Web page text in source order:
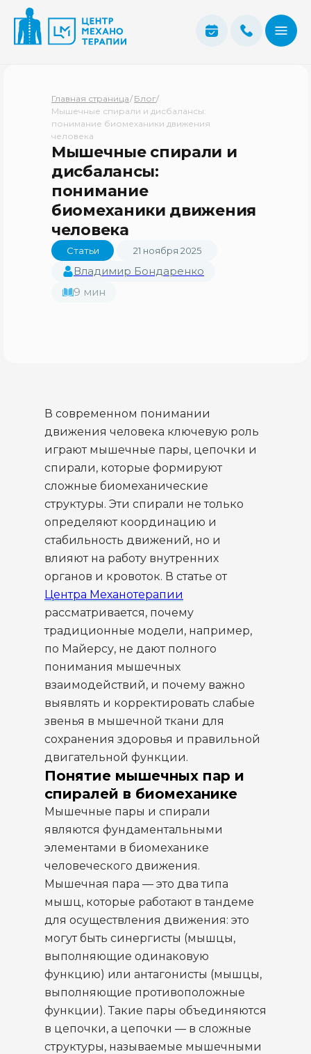
Главная страница/ Блог/
Мышечные спирали и дисбалансы:
понимание биомеханики движения
человека
Мышечные спирали и
дисбалансы:
понимание
биомеханики движения
человека
21 ноября 2025
Статьи
Владимир Бондаренко
9 мин
В современном понимании
движения человека ключевую роль
играют мышечные пары, цепочки и
спирали, которые формируют
сложные биомеханические
структуры. Эти спирали не только
определяют координацию и
стабильность движений, но и
влияют на работу внутренних
органов и кровоток. В статье от
Центра Механотерапии
рассматривается, почему
традиционные модели, например,
по Майерсу, не дают полного
понимания мышечных
взаимодействий, и почему важно
выявлять и корректировать слабые
звенья в мышечной ткани для
сохранения здоровья и правильной
двигательной функции.
Понятие мышечных пар и
спиралей в биомеханике
Мышечные пары и спирали
являются фундаментальными
элементами в биомеханике
человеческого движения.
Мышечная пара — это два типа
мышц, которые работают в тандеме
для осуществления движения: это
могут быть синергисты (мышцы,
выполняющие одинаковую
функцию) или антагонисты (мышцы,
выполняющие противоположные
функции). Такие пары объединяются
в цепочки, а цепочки — в сложные
структуры, называемые мышечными